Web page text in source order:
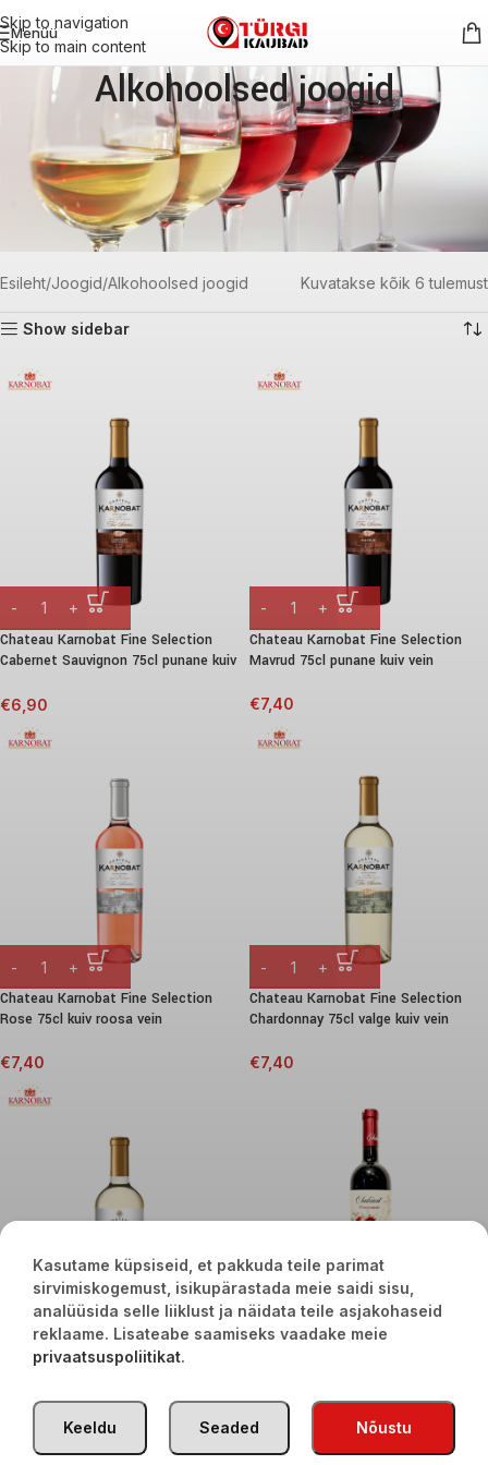
Skip to navigation
Skip to main content
Menüü
Alkohoolsed joogid
Hea meeleolu algab vastutustundest. Parimad hetked elus
on need, mida mäletame selgelt. Kuna tegemist on
alkoholiga, palume sul suhtuda selle tarbimisse austuse ja
mõõdukusega – sinu tervis on kalleim vara. Meie tooted
on mõeldud nautimiseks vaid täiskasvanutele (18+)
Esileht Joogid Alkohoolsed joogid Kuvatakse kõik 6 tulemust
Show sidebar
Chateau Karnobat Fine Selection
Cabernet Sauvignon 75cl punane kuiv
€6,90
Chateau Karnobat Fine Selection
Mavrud 75cl punane kuiv vein
€7,40
Chateau Karnobat Fine Selection
Rose 75cl kuiv roosa vein
€7,40
Chateau Karnobat Fine Selection
Chardonnay 75cl valge kuiv vein
€7,40
Chateau Karnobat Fine Selection
Chabiant granaatõuna vein pool
2020
Kasutame küpsiseid, et pakkuda teile parimat
sirvimiskogemust, isikupärastada meie saidi sisu,
analüüsida selle liiklust ja näidata teile asjakohaseid
reklaame. Lisateabe saamiseks vaadake meie
privaatsuspoliitikat.
Nõustu
Seaded
Keeldu